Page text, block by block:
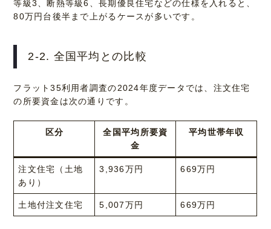
等級3、断熱等級6、長期優良住宅などの仕様を入れると、
80万円台後半まで上がるケースが多いです。
2-2. 全国平均との比較
フラット35利用者調査の2024年度データでは、注文住宅
の所要資金は次の通りです。
区分
全国平均所要資
金
平均世帯年収
注文住宅（土地
あり）
3,936万円 669万円
土地付注文住宅 5,007万円 669万円